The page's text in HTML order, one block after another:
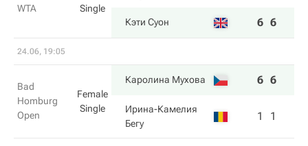
WTA
Single
Кэти Суон 6 6
24.06, 19:05
Bad
Homburg
Open
Female
Single
Каролина Мухова 6 6
Ирина-Камелия
Бегу
1 1